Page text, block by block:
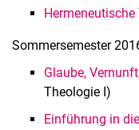
Som­mer­se­mes­ter
Glaube,
Theologie I)
Einführung in